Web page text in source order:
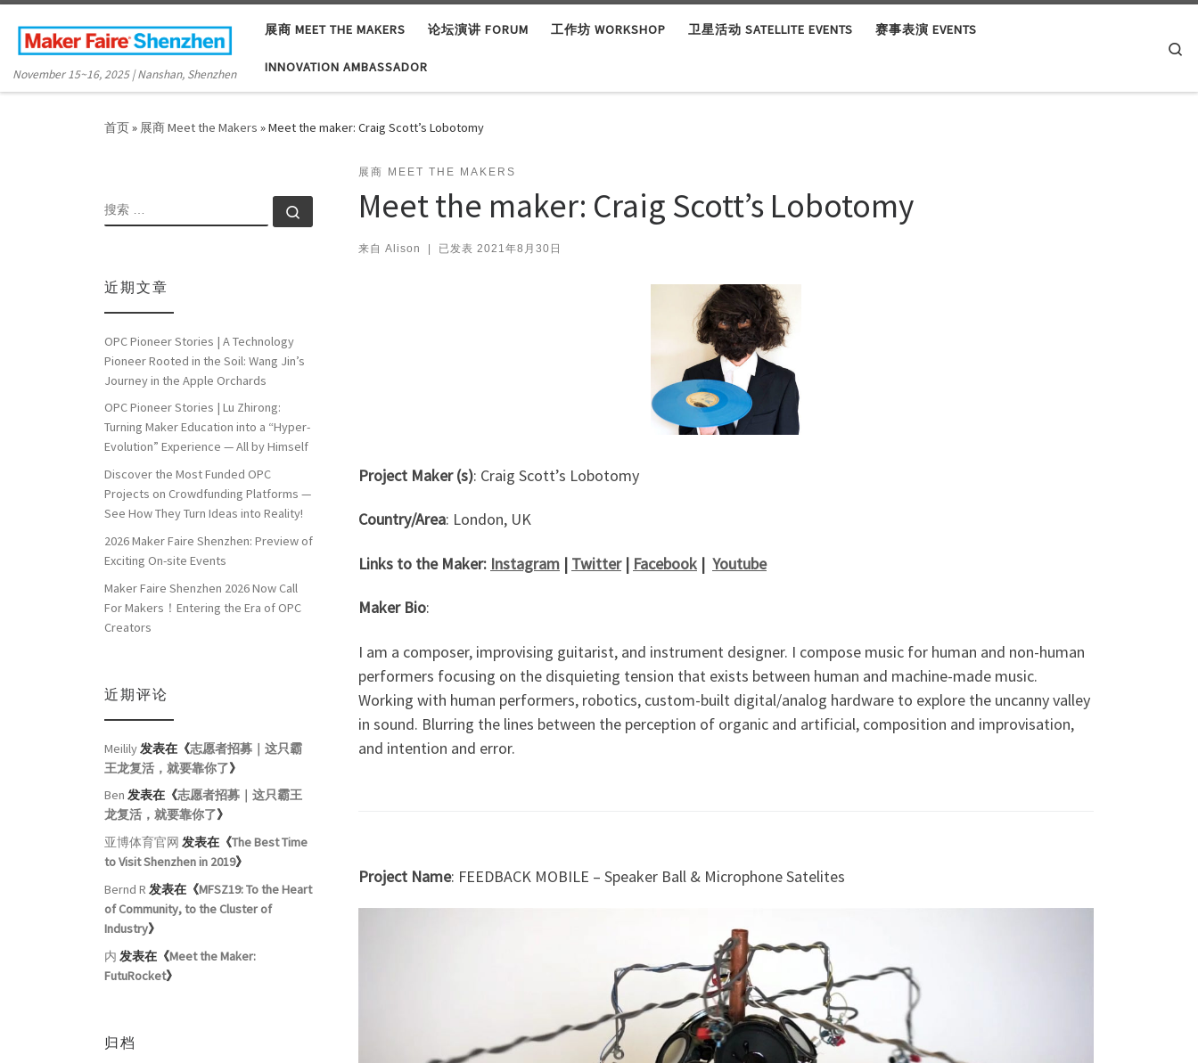
Skip to content
November 15~16, 2025 | Nanshan, Shenzhen
展商 MEET THE MAKERS 论坛演讲 FORUM 工作坊 WORKSHOP 卫星活动 SATELLITE EVENTS 赛事表演 EVENTS
INNOVATION AMBASSADOR
首页» 展商 Meet the Makers »Meet the maker: Craig Scott’s Lobotomy
展商 MEET THE MAKERS
Meet the maker: Craig Scott’s Lobotomy
来自 Alison 已发表 2021年8月30日
Project Maker (s): Craig Scott’s Lobotomy
Country/Area: London, UK
Links to the Maker: Instagram | Twitter| Facebook | Youtube
Maker Bio:
I am a composer, improvising guitarist, and instrument designer. I compose music for human and non-human
performers focusing on the disquieting tension that exists between human and machine-made music.
Working with human performers, robotics, custom-built digital/analog hardware to explore the uncanny valley
in sound. Blurring the lines between the perception of organic and artificial, composition and improvisation,
and intention and error.
Project Name: FEEDBACK MOBILE – Speaker Ball & Microphone Satelites
搜索
近期文章
OPC Pioneer Stories | A Technology
Pioneer Rooted in the Soil: Wang Jin’s
Journey in the Apple Orchards
OPC Pioneer Stories | Lu Zhirong:
Turning Maker Education into a “Hyper-
Evolution” Experience — All by Himself
Discover the Most Funded OPC
Projects on Crowdfunding Platforms —
See How They Turn Ideas into Reality!
2026 Maker Faire Shenzhen: Preview of
Exciting On-site Events
Maker Faire Shenzhen 2026 Now Call
For Makers！Entering the Era of OPC
Creators
近期评论
Meilily 发表在《志愿者招募｜这只霸
王龙复活，就要靠你了》
Ben 发表在《志愿者招募｜这只霸王
龙复活，就要靠你了》
亚博体育官网 发表在《The Best Time
to Visit Shenzhen in 2019》
Bernd R 发表在《MFSZ19: To the Heart
of Community, to the Cluster of
Industry》
内 发表在《Meet the Maker:
FutuRocket》
归档